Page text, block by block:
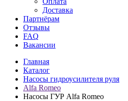
Доставка
Партнёрам
Отзывы
FAQ
Вакансии
Главная
Каталог
Насосы гидроусилителя руля
Alfa Romeo
Насосы ГУР Alfa Romeo